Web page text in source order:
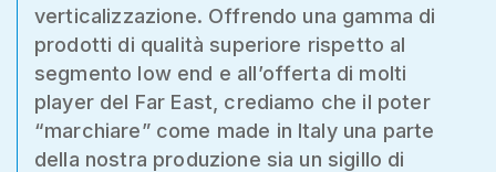
verticalizzazione. Offrendo una gamma di
prodotti di qualità superiore rispetto al
segmento low end e all’offerta di molti
player del Far East, crediamo che il poter
“marchiare” come made in Italy una parte
della nostra produzione sia un sigillo di